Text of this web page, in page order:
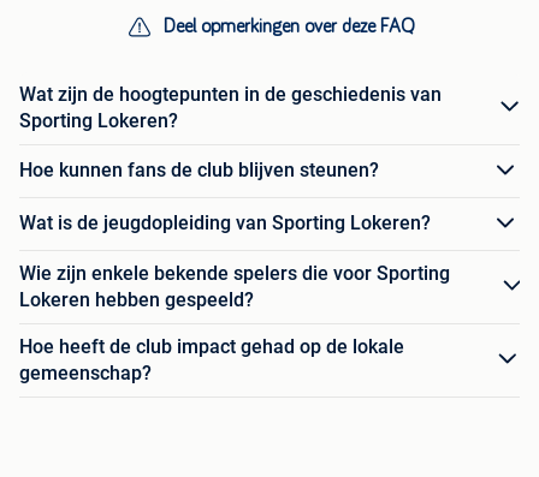
Deel opmerkingen over deze FAQ
Wat zijn de hoogtepunten in de geschiedenis van
Sporting Lokeren?
Hoe kunnen fans de club blijven steunen?
Wat is de jeugdopleiding van Sporting Lokeren?
Wie zijn enkele bekende spelers die voor Sporting
Lokeren hebben gespeeld?
Hoe heeft de club impact gehad op de lokale
gemeenschap?